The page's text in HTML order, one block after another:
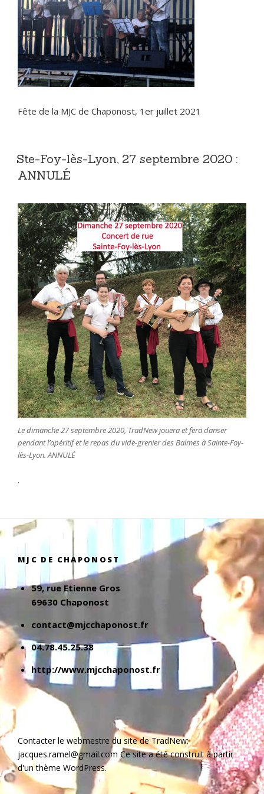
Fête de la MJC de Chaponost, 1er juillet 2021
PUBLIÉ
LE
Ste-Foy-lès-Lyon, 27 septembre 2020 :
ANNULÉ
Le dimanche 27 septembre 2020, TradNew jouera et fera danser
pendant l’apéritif et le repas du vide-grenier des Balmes à Sainte-Foy-
lès-Lyon. ANNULÉ
.
MJC DE CHAPONOST
59, rue Etienne Gros
69630 Chaponost
contact@mjcchaponost.fr
04.78.45.25.38
http://www.mjcchaponost.fr
Contacter le webmestre du site de TradNew:
jacques.ramel@gmail.com Ce site a été construit à partir
d'un thème WordPress.